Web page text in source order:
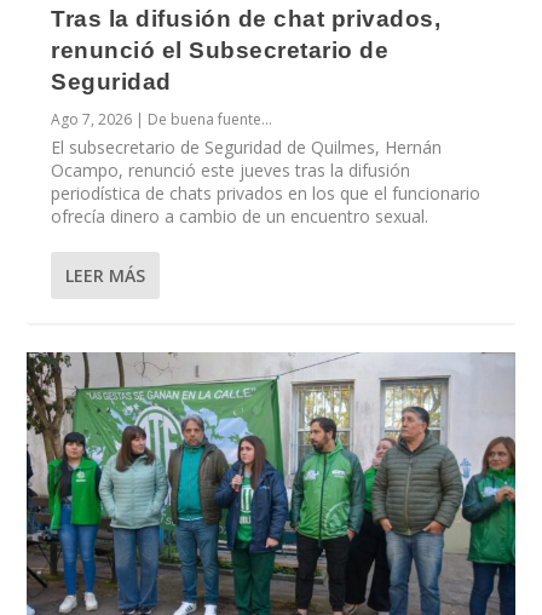
Tras la difusión de chat privados,
renunció el Subsecretario de
Seguridad
Ago 7, 2026 | De buena fuente...
El subsecretario de Seguridad de Quilmes, Hernán
Ocampo, renunció este jueves tras la difusión
periodística de chats privados en los que el funcionario
ofrecía dinero a cambio de un encuentro sexual.
LEER MÁS